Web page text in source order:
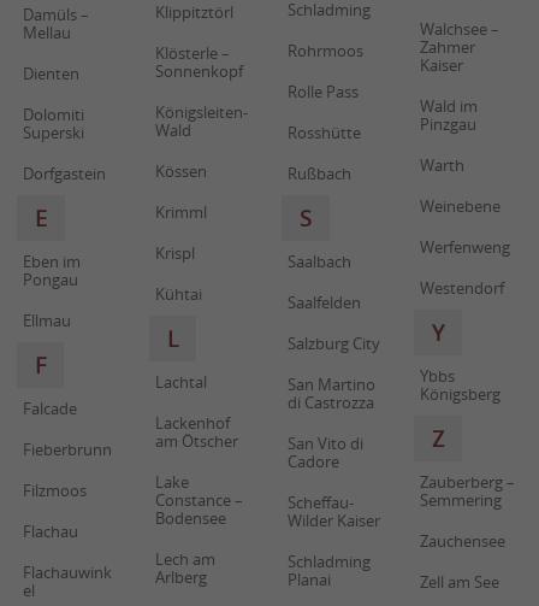
Damüls –
Mellau
Dienten
Dolomiti
Superski
Dorfgastein
E
Eben im
Pongau
Ellmau
F
Falcade
Fieberbrunn
Filzmoos
Flachau
Flachauwink
el
Klippitztörl
Klösterle –
Sonnenkopf
Königsleiten-
Wald
Kössen
Krimml
Krispl
Kühtai
L
Lachtal
Lackenhof
am Ötscher
Lake
Constance –
Bodensee
Lech am
Arlberg
Schladming
Rohrmoos
Rolle Pass
Rosshütte
Rußbach
S
Saalbach
Saalfelden
Salzburg City
San Martino
di Castrozza
San Vito di
Cadore
Scheffau-
Wilder Kaiser
Schladming
Planai
Walchsee –
Zahmer
Kaiser
Wald im
Pinzgau
Warth
Weinebene
Werfenweng
Westendorf
Y
Ybbs
Königsberg
Z
Zauberberg –
Semmering
Zauchensee
Zell am See